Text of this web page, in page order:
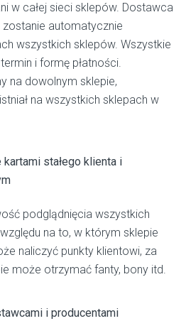
w całej sieci sklepów. Dostawca
automatycznie
wszystkich sklepów. Wszystkie
i formę płatności.
na dowolnym sklepie,
na wszystkich sklepach w
stałego klienta i
podglądnięcia wszystkich
na to, w którym sklepie
naliczyć punkty klientowi, za
może otrzymać fanty, bony itd.
i producentami